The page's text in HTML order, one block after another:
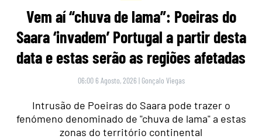
Vem aí “chuva de lama”: Poeiras do
Saara ‘invadem’ Portugal a partir desta
data e estas serão as regiões afetadas
06:00 6 Agosto, 2026 | Gonçalo Viegas
Intrusão de Poeiras do Saara pode trazer o
fenómeno denominado de "chuva de lama" a estas
zonas do território continental